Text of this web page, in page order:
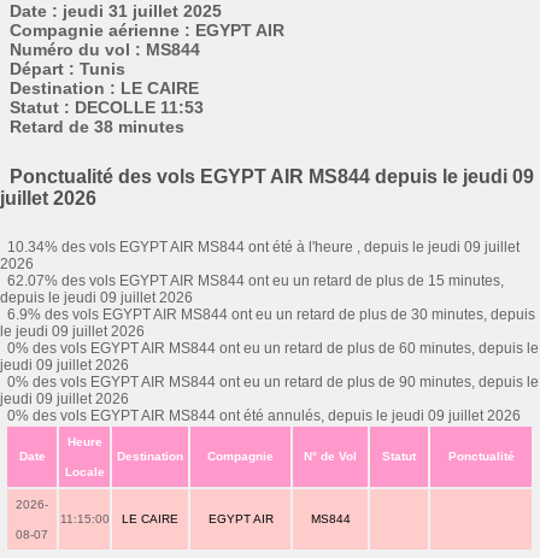
Date : jeudi 31 juillet 2025
Compagnie aérienne : EGYPT AIR
Numéro du vol : MS844
Départ : Tunis
Destination : LE CAIRE
Statut : DECOLLE 11:53
Retard de 38 minutes
Ponctualité des vols EGYPT AIR MS844 depuis le jeudi 09
juillet 2026
10.34% des vols EGYPT AIR MS844 ont été à l'heure , depuis le jeudi 09 juillet
2026
62.07% des vols EGYPT AIR MS844 ont eu un retard de plus de 15 minutes,
depuis le jeudi 09 juillet 2026
6.9% des vols EGYPT AIR MS844 ont eu un retard de plus de 30 minutes, depuis
le jeudi 09 juillet 2026
0% des vols EGYPT AIR MS844 ont eu un retard de plus de 60 minutes, depuis le
jeudi 09 juillet 2026
0% des vols EGYPT AIR MS844 ont eu un retard de plus de 90 minutes, depuis le
jeudi 09 juillet 2026
0% des vols EGYPT AIR MS844 ont été annulés, depuis le jeudi 09 juillet 2026
Date
Heure
Locale
Destination Compagnie N° de Vol Statut Ponctualité
2026-
08-07
11:15:00 LE CAIRE EGYPT AIR MS844